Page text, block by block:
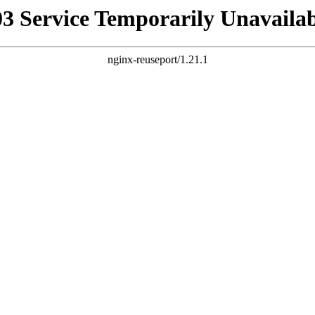
Service Temporarily
nginx-reuseport/1.21.1